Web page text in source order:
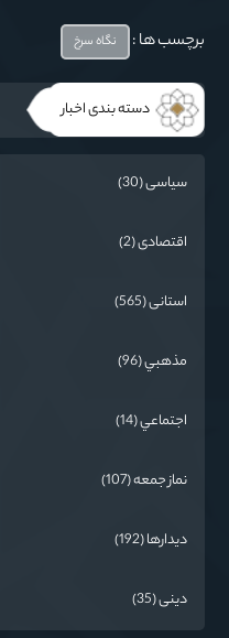
برچسب ها : نگاه سرخ
دسته بندی اخبار
سیاسی (30)
اقتصادی (2)
استانی (565)
مذهبي (96)
اجتماعي (14)
نماز جمعه (107)
دیدارها (192)
دینی (35)